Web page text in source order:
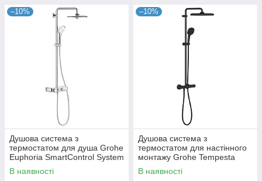
–10%
Душова система з
термостатом для душа Grohe
Euphoria SmartControl System
(26509000)
В наявності
–10%
Душова система з
термостатом для настінного
монтажу Grohe Tempesta
System 250 Cube
(266892431)
В наявності